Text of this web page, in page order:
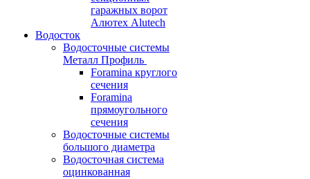
гаражных ворот
Алютех Alutech
Водосток
Водосточные системы
Металл Профиль
Foramina круглого
сечения
Foramina
прямоугольного
сечения
Водосточные системы
большого диаметра
Водосточная система
оцинкованная